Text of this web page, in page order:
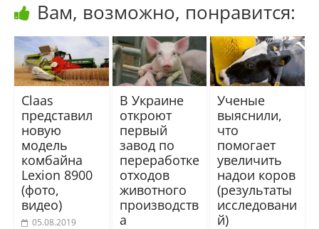
Вам, возможно, понравится:
Claas
представил
новую
модель
комбайна
Lexion 8900
(фото,
видео)
05.08.2019
В Украине
откроют
первый
завод по
переработке
отходов
животного
производств
а
Ученые
выяснили,
что
помогает
увеличить
надои коров
(результаты
исследовани
й)